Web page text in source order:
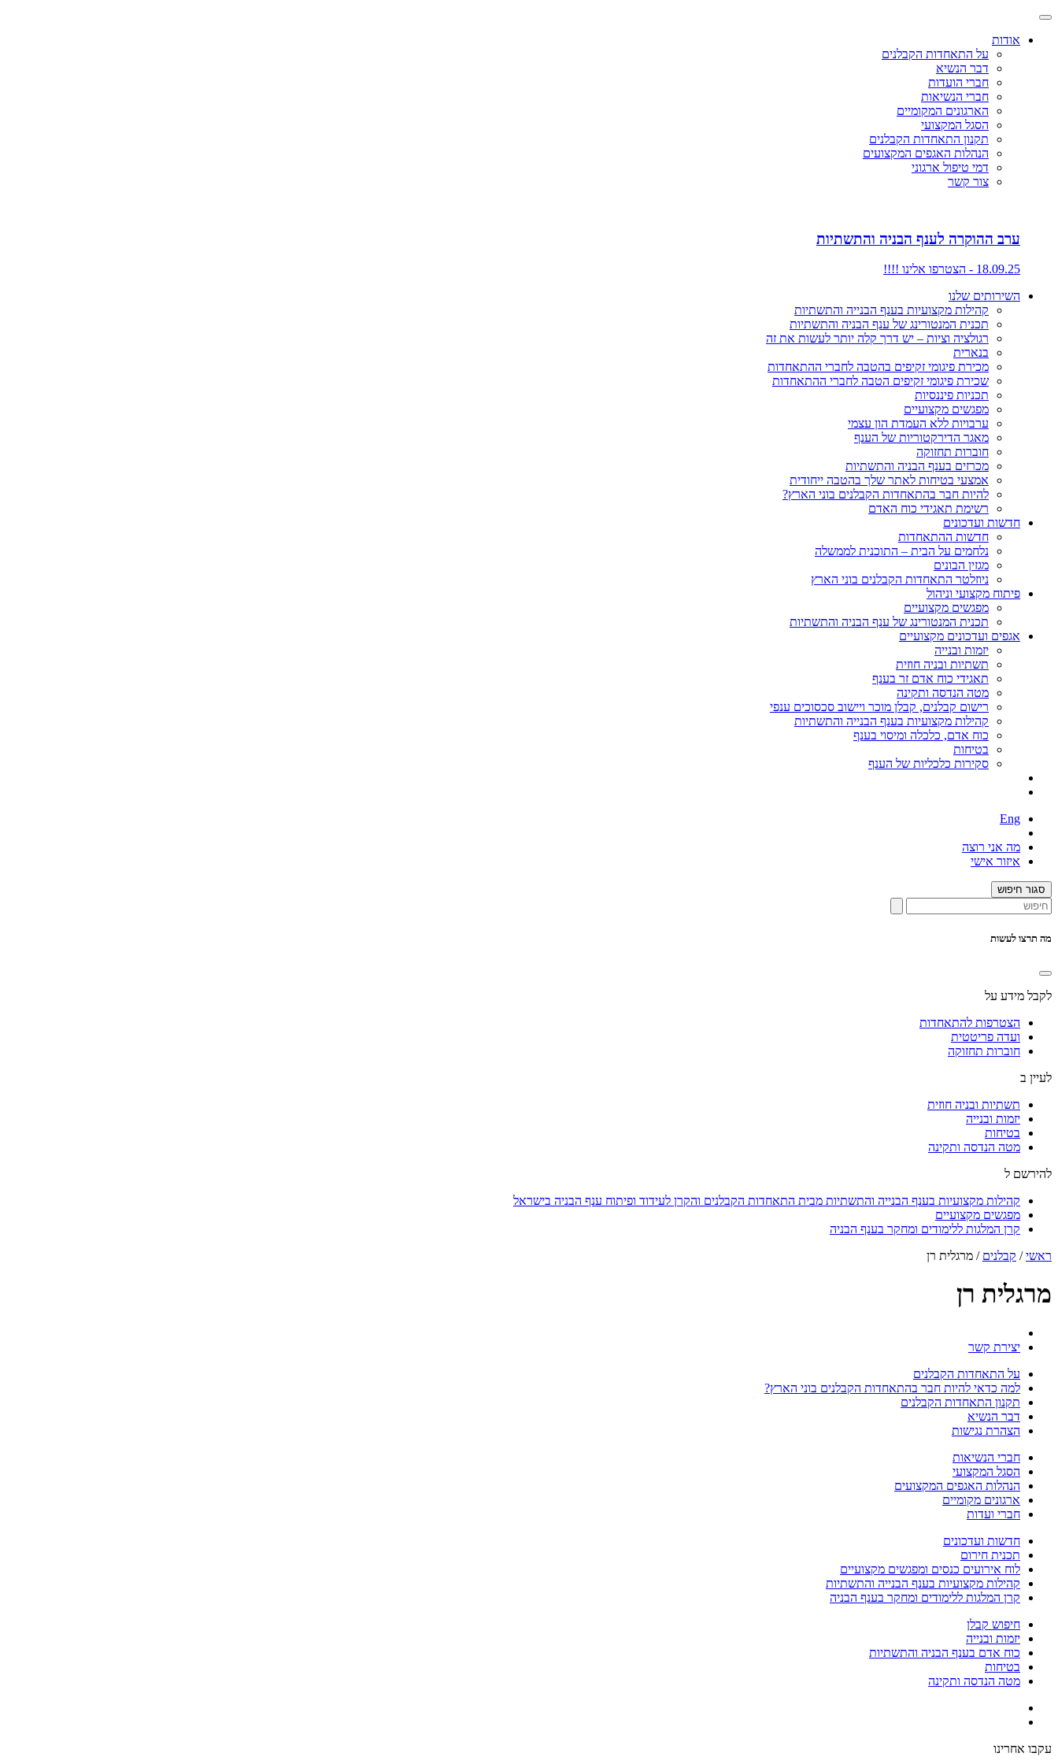
אודות
על התאחדות הקבלנים
דבר הנשיא
חברי הועדות
חברי הנשיאות
הארגונים המקומיים
הסגל המקצועי
תקנון התאחדות הקבלנים
הנהלות האגפים המקצועים
דמי טיפול ארגוני
צור קשר
ערב ההוקרה לענף הבניה והתשתיות
18.09.25 - הצטרפו אלינו !!!!
השירותים שלנו
קהילות מקצועיות בענף הבנייה והתשתיות
תכנית המנטורינג של ענף הבניה והתשתיות
רגולציה וציות – יש דרך קלה יותר לעשות את זה
בנארית
מכירת פיגומי זקיפים בהטבה לחברי ההתאחדות
שכירת פיגומי זקיפים הטבה לחברי ההתאחדות
תכניות פיננסיות
מפגשים מקצועיים
ערבויות ללא העמדת הון עצמי
מאגר הדירקטוריות של הענף
חוברות תחזוקה
מכרזים בענף הבניה והתשתיות
אמצעי בטיחות לאתר שלך בהטבה ייחודית
להיות חבר בהתאחדות הקבלנים בוני הארץ?
רשימת תאגידי כוח האדם
חדשות ועדכונים
חדשות ההתאחדות
נלחמים על הבית – התוכנית לממשלה
מגזין הבונים
ניוזלטר התאחדות הקבלנים בוני הארץ
פיתוח מקצועי וניהול
מפגשים מקצועיים
תכנית המנטורינג של ענף הבניה והתשתיות
אגפים ועדכונים מקצועיים
יזמות ובנייה
תשתיות ובניה חוזית
תאגידי כוח אדם זר בענף
מטה הנדסה ותקינה
רישום קבלנים, קבלן מוכר ויישוב סכסוכים ענפי
קהילות מקצועיות בענף הבנייה והתשתיות
כוח אדם, כלכלה ומיסוי בענף
בטיחות
סקירות כלכליות של הענף
Eng
מה אני רוצה
איזור אישי
סגור חיפוש
מה תרצו לעשות
לקבל מידע על
הצטרפות להתאחדות
ועדה פריטטית
חוברות תחזוקה
לעיין ב
תשתיות ובניה חוזית
יזמות ובנייה
בטיחות
מטה הנדסה ותקינה
להירשם ל
קהילות מקצועיות בענף הבנייה והתשתיות מבית התאחדות הקבלנים והקרן לעידוד ופיתוח ענף הבניה בישראל
מפגשים מקצועיים
קרן המלגות ללימודים ומחקר בענף הבניה
ראשי/ קבלנים / מרגלית רן
מרגלית רן
יצירת קשר
על התאחדות הקבלנים
למה כדאי להיות חבר בהתאחדות הקבלנים בוני הארץ?
תקנון התאחדות הקבלנים
דבר הנשיא
הצהרת נגישות
חברי הנשיאות
הסגל המקצועי
הנהלות האגפים המקצועים
ארגונים מקומיים
חברי ועדות
חדשות ועדכונים
תכנית חירום
לוח אירועים כנסים ומפגשים מקצועיים
קהילות מקצועיות בענף הבנייה והתשתיות
קרן המלגות ללימודים ומחקר בענף הבניה
חיפוש קבלן
יזמות ובנייה
כוח אדם בענף הבניה והתשתיות
בטיחות
מטה הנדסה ותקינה
עקבו אחרינו